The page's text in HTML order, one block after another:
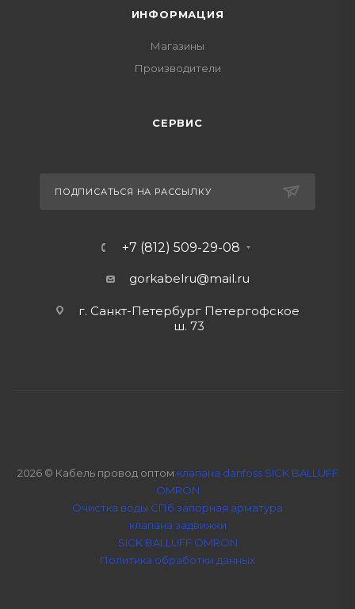
ИНФОРМАЦИЯ
Магазины
Производители
СЕРВИС
ПОДПИСАТЬСЯ НА РАССЫЛКУ
+7 (812) 509-29-08
gorkabelru@mail.ru
г. Санкт-Петербург Петергофское
ш. 73
2026 © Кабель провод оптом клапана danfoss SICK BALLUFF
OMRON
Очистка воды СПб запорная арматура
клапана задвижки
SICK BALLUFF OMRON
Политика обработки данных